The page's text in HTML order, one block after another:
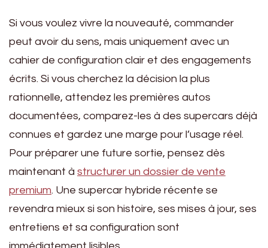
Si vous voulez vivre la nouveauté, commander
peut avoir du sens, mais uniquement avec un
cahier de configuration clair et des engagements
écrits. Si vous cherchez la décision la plus
rationnelle, attendez les premières autos
documentées, comparez-les à des supercars déjà
connues et gardez une marge pour l’usage réel.
Pour préparer une future sortie, pensez dès
maintenant à structurer un dossier de vente
premium. Une supercar hybride récente se
revendra mieux si son histoire, ses mises à jour, ses
entretiens et sa configuration sont